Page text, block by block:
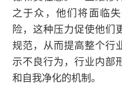
之于众，他们将面临
险，这种压力促使他们
规范，从而提高整个行
示不良行为，行业内部
和自我净化的机制。